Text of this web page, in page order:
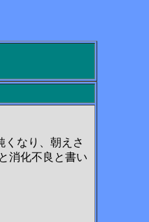
くなり、朝えさ
消化不良と書い